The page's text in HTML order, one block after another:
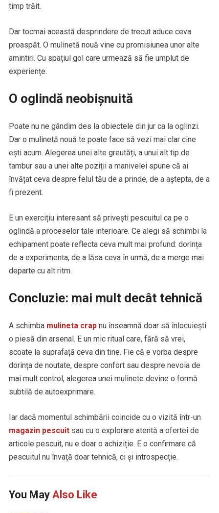
timp trăit.
Dar tocmai această desprindere de trecut aduce ceva
proaspăt. O mulinetă nouă vine cu promisiunea unor alte
amintiri. Cu spațiul gol care urmează să fie umplut de
experiențe.
O oglindă neobișnuită
Poate nu ne gândim des la obiectele din jur ca la oglinzi.
Dar o mulinetă nouă te poate face să vezi mai clar cine
ești acum. Alegerea unei alte greutăți, a unui alt tip de
tambur sau a unei alte poziții a manivelei spune că ai
învățat ceva despre felul tău de a prinde, de a aștepta, de a
fi prezent.
E un exercițiu interesant să privești pescuitul ca pe o
oglindă a proceselor tale interioare. Ce alegi să schimbi la
echipament poate reflecta ceva mult mai profund: dorința
de a experimenta, de a lăsa ceva în urmă, de a merge mai
departe cu alt ritm.
Concluzie: mai mult decât tehnică
A schimba mulineta crapnu înseamnă doar să înlocuiești
o piesă din arsenal. E un mic ritual care, fără să vrei,
scoate la suprafață ceva din tine. Fie că e vorba despre
dorința de noutate, despre confort sau despre nevoia de
mai mult control, alegerea unei mulinete devine o formă
subtilă de autoexprimare.
Iar dacă momentul schimbării coincide cu o vizită într-un
magazin pescuitsau cu o explorare atentă a ofertei de
articole pescuit, nu e doar o achiziție. E o confirmare că
pescuitul nu învață doar tehnică, ci și introspecție.
You May Also Like